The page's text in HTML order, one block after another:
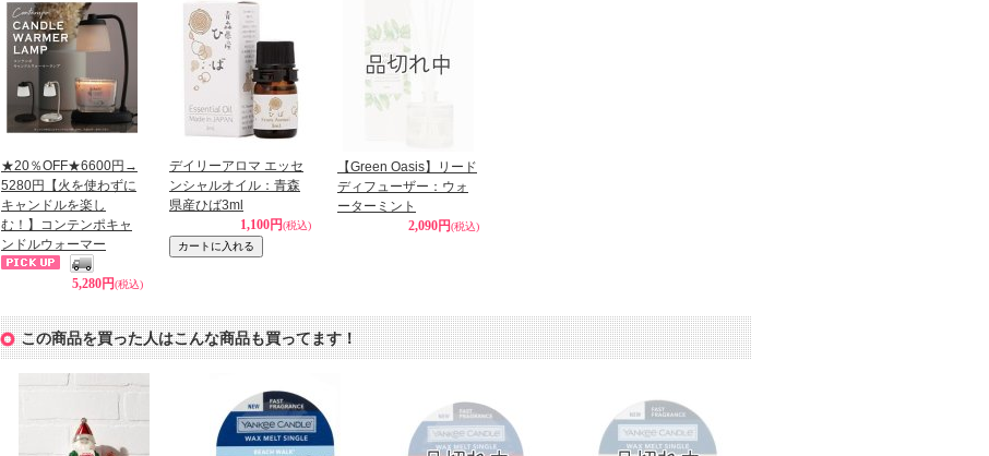
★20％OFF★6600円→
5280円【火を使わずに
キャンドルを楽し
む！】コンテンポキャ
ンドルウォーマー
5,280円(税込)
デイリーアロマ エッセ
ンシャルオイル：青森
県産ひば3ml
1,100円(税込)
【Green Oasis】リード
ディフューザー：ウォ
ーターミント
2,090円(税込)
この商品を買った人はこんな商品も買ってます！